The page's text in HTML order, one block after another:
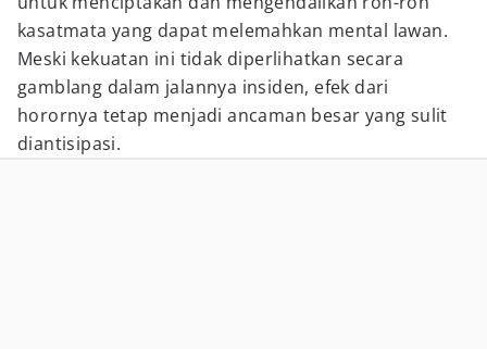
kasatmata yang dapat melemahkan mental lawan.
Meski kekuatan ini tidak diperlihatkan secara
gamblang dalam jalannya insiden, efek dari
horornya tetap menjadi ancaman besar yang sulit
diantisipasi.